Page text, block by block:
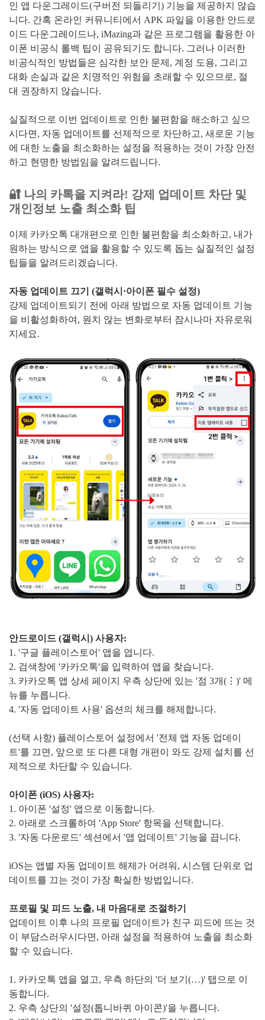
인 앱 다운그레이드(구버전 되돌리기) 기능을 제공하지 않습
니다. 간혹 온라인 커뮤니티에서 APK 파일을 이용한 안드로
이드 다운그레이드나, iMazing과 같은 프로그램을 활용한 아
이폰 비공식 롤백 팁이 공유되기도 합니다. 그러나 이러한
비공식적인 방법들은 심각한 보안 문제, 계정 도용, 그리고
대화 손실과 같은 치명적인 위험을 초래할 수 있으므로, 절
대 권장하지 않습니다.
실질적으로 이번 업데이트로 인한 불편함을 해소하고 싶으
시다면, 자동 업데이트를 선제적으로 차단하고, 새로운 기능
에 대한 노출을 최소화하는 설정을 적용하는 것이 가장 안전
하고 현명한 방법임을 알려드립니다.
🔐 나의 카톡을 지켜라! 강제 업데이트 차단 및
개인정보 노출 최소화 팁
이제 카카오톡 대개편으로 인한 불편함을 최소화하고, 내가
원하는 방식으로 앱을 활용할 수 있도록 돕는 실질적인 설정
팁들을 알려드리겠습니다.
자동 업데이트 끄기 (갤럭시·아이폰 필수 설정)
강제 업데이트되기 전에 아래 방법으로 자동 업데이트 기능
을 비활성화하여, 원치 않는 변화로부터 잠시나마 자유로워
지세요.
안드로이드 (갤럭시) 사용자:
1. '구글 플레이스토어' 앱을 엽니다.
2. 검색창에 '카카오톡'을 입력하여 앱을 찾습니다.
3. 카카오톡 앱 상세 페이지 우측 상단에 있는 '점 3개(⋮)' 메
뉴를 누릅니다.
4. '자동 업데이트 사용' 옵션의 체크를 해제합니다.
(선택 사항) 플레이스토어 설정에서 '전체 앱 자동 업데이
트'를 끄면, 앞으로 또 다른 대형 개편이 와도 강제 설치를 선
제적으로 차단할 수 있습니다.
아이폰 (iOS) 사용자:
1. 아이폰 '설정' 앱으로 이동합니다.
2. 아래로 스크롤하여 'App Store' 항목을 선택합니다.
3. '자동 다운로드' 섹션에서 '앱 업데이트' 기능을 끕니다.
iOS는 앱별 자동 업데이트 해제가 어려워, 시스템 단위로 업
데이트를 끄는 것이 가장 확실한 방법입니다.
프로필 및 피드 노출, 내 마음대로 조절하기
업데이트 이후 나의 프로필 업데이트가 친구 피드에 뜨는 것
이 부담스러우시다면, 아래 설정을 적용하여 노출을 최소화
할 수 있습니다.
1. 카카오톡 앱을 열고, 우측 하단의 '더 보기(…)' 탭으로 이
동합니다.
2. 우측 상단의 '설정(톱니바퀴 아이콘)'을 누릅니다.